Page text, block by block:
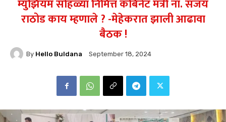
म्युझियम सोहळ्या निमित्त कॅबिनेट मंत्री ना. संजय
राठोड काय म्हणाले ? -मेहेकरात झाली आढावा
बैठक !
By Hello Buldana September 18, 2024